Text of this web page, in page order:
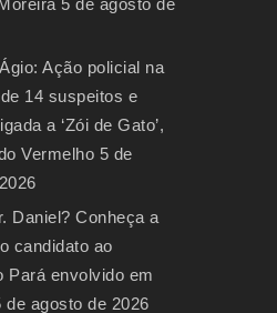
Ação policial na
14 suspeitos e
a ‘Zói de Gato’,
Vermelho 5 de
Daniel? Conheça a
candidato ao
Pará envolvido em
de agosto de 2026